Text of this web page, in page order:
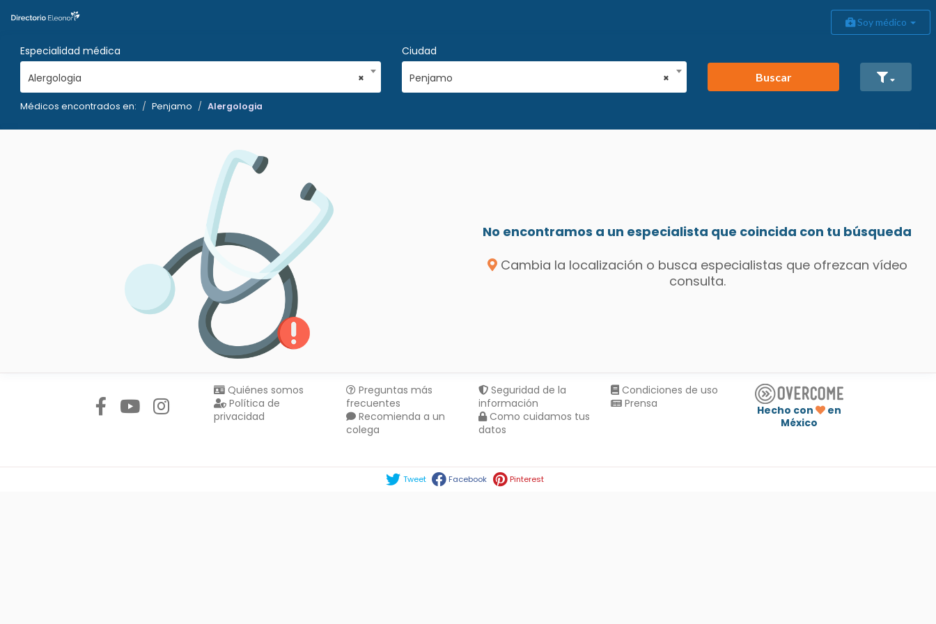
Soy médico
Especialidad médica
×
Alergologia
Ciudad
×
Penjamo Buscar
Médicos encontrados en: Penjamo Alergologia
No encontramos a un especialista que coincida con tu búsqueda
Cambia la localización o busca especialistas que ofrezcan vídeo
consulta.
Quiénes somos
Política de
privacidad
Preguntas más
frecuentes
Recomienda a un
colega
Seguridad de la
información
Como cuidamos tus
datos
Condiciones de uso
Prensa
Hecho con
en
México
Tweet Facebook Pinterest